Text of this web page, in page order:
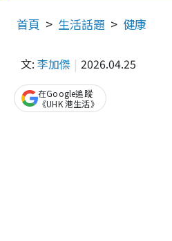
首頁 生活話題 健康
文: 李加傑 2026.04.25
在Google追蹤
《UHK 港生活》